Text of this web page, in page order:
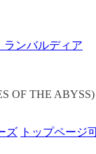
ランバルディア
OF THE
ズ トップページ